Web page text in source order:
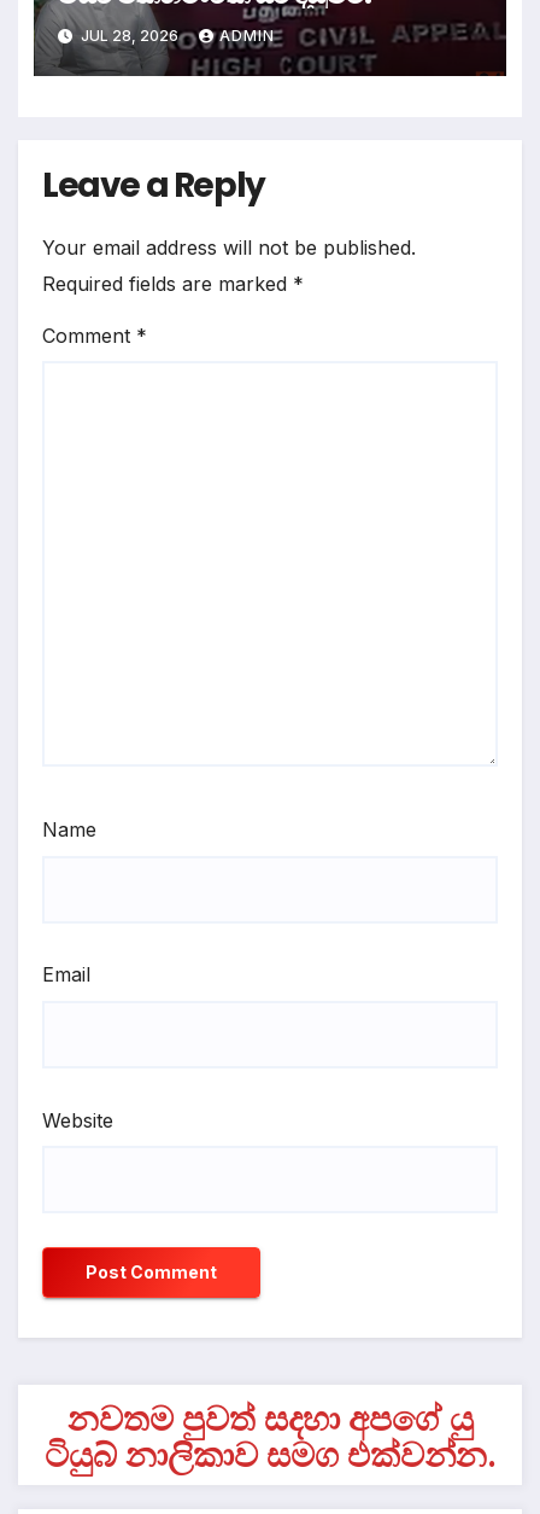
JUL 28, 2026 ADMIN
Leave a Reply
Your email address will not be published.
Required fields are marked *
Comment *
Name
Email
Website
නවතම පුවත් සදහා අපගේ යු
ටියුබ් නාලිකාව සමග එක්වන්න.